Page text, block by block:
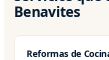
Benavites
Reformas de